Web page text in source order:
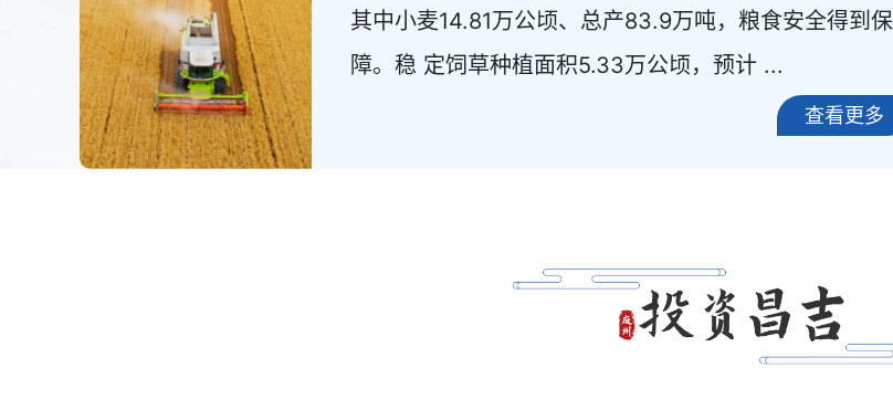
其中小麦14.81万公顷、总产83.9万吨，粮食安全得到保
障。稳 定饲草种植面积5.33万公顷，预计 ...
查看更多